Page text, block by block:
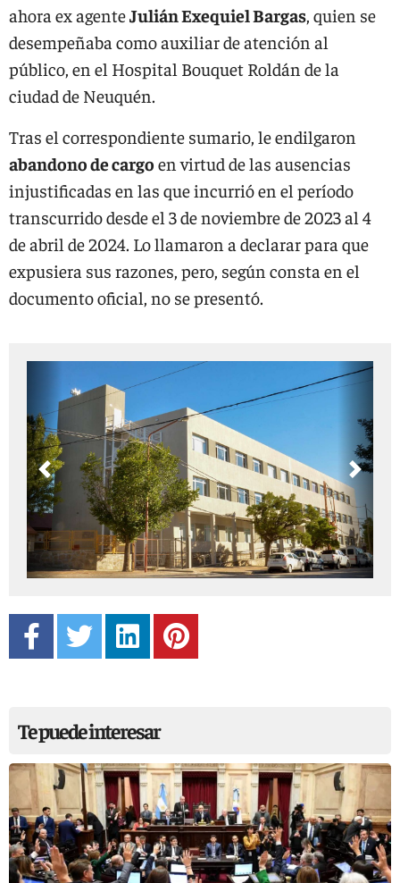
ahora ex agenteJulián Exequiel Bargas, quien se
desempeñaba como auxiliar de atención al
público, en el Hospital Bouquet Roldán de la
ciudad de Neuquén.
Tras el correspondiente sumario, le endilgaron
abandono de cargo en virtud de las ausencias
injustificadas en las que incurrió en el período
transcurrido desde el 3 de noviembre de 2023 al 4
de abril de 2024. Lo llamaron a declarar para que
expusiera sus razones, pero, según consta en el
documento oficial, no se presentó.
Previous Next
Te puede interesar